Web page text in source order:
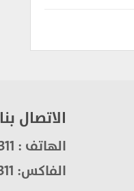
الاتصال بنا
الهاتف : 2150311
الفاكس: 2150311